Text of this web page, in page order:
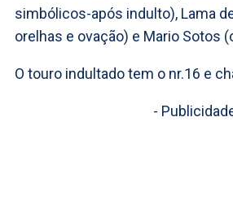
simbólicos-após indulto), Lama
orelhas e ovação) e Mario Sotos
O touro indultado tem o nr.16 e
-